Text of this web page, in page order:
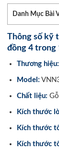
Danh Mục Bài
Thông số kỹ
đồng 4 trong
Thương hiệu:
Model:
Chất liệu:
Kích thước
Kích thước
Kích thước